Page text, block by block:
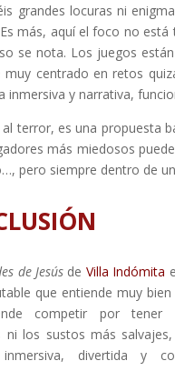
grandes locuras ni
más, aquí el foco no
se nota. Los juegos
muy centrado en retos
inmersiva y narrativa,
terror, es una propuesta
más miedosos
pero siempre dentro de
de Jesús de Villa Indómita
que entiende muy
competir por tener
ni los sustos más
inmersiva, divertida y